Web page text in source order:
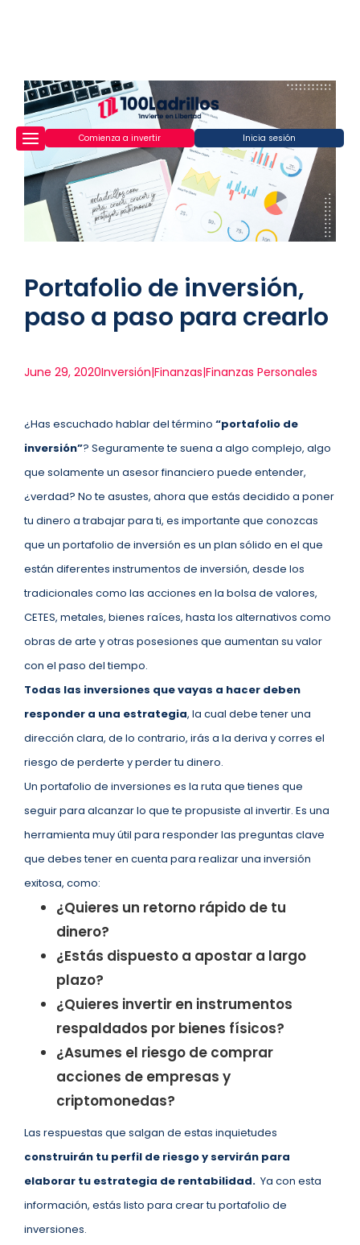
Comienza a invertir Inicia sesión
Portafolio de inversión,
paso a paso para crearlo
June 29, 2020Inversión|Finanzas|Finanzas Personales
¿Has escuchado hablar del término “portafolio de
inversión”? Seguramente te suena a algo complejo, algo
que solamente un asesor financiero puede entender,
¿verdad? No te asustes, ahora que estás decidido a poner
tu dinero a trabajar para ti, es importante que conozcas
que un portafolio de inversión es un plan sólido en el que
están diferentes instrumentos de inversión, desde los
tradicionales como las acciones en la bolsa de valores,
CETES, metales, bienes raíces, hasta los alternativos como
obras de arte y otras posesiones que aumentan su valor
con el paso del tiempo.
Todas las inversiones que vayas a hacer deben
responder a una estrategia, la cual debe tener una
dirección clara, de lo contrario, irás a la deriva y corres el
riesgo de perderte y perder tu dinero.
Un portafolio de inversiones es la ruta que tienes que
seguir para alcanzar lo que te propusiste al invertir. Es una
herramienta muy útil para responder las preguntas clave
que debes tener en cuenta para realizar una inversión
exitosa, como:
¿Quieres un retorno rápido de tu
dinero?
¿Estás dispuesto a apostar a largo
plazo?
¿Quieres invertir en instrumentos
respaldados por bienes físicos?
¿Asumes el riesgo de comprar
acciones de empresas y
criptomonedas?
Las respuestas que salgan de estas inquietudes
construirán tu perfil de riesgo y servirán para
elaborar tu estrategia de rentabilidad. Ya con esta
información, estás listo para crear tu portafolio de
inversiones.